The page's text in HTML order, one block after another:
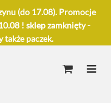
(do 17.08). Promocje
! sklep zamknięty -
także paczek.